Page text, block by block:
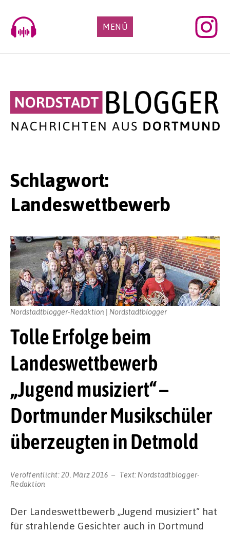
content
MENÜ
Schlagwort:
Landeswettbewerb
Tolle Erfolge beim
Landeswettbewerb
„Jugend musiziert“ –
Dortmunder Musikschüler
überzeugten in Detmold
Veröffentlicht:20. März 2016 Text: Nordstadtblogger-
Redaktion
Nordstadtblogger-Redaktion | Nordstadtblogger
Der Landeswettbewerb „Jugend musiziert“ hat
für strahlende Gesichter auch in Dortmund